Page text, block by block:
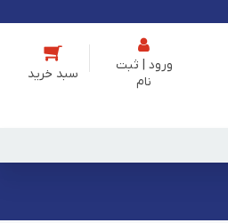
ورود | ثبت
نام